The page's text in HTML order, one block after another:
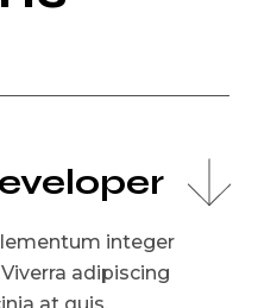
integer
adipiscing